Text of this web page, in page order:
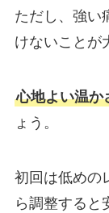
ただし、強い
けないことが
心地よい温か
ょう。
初回は低めの
ら調整すると